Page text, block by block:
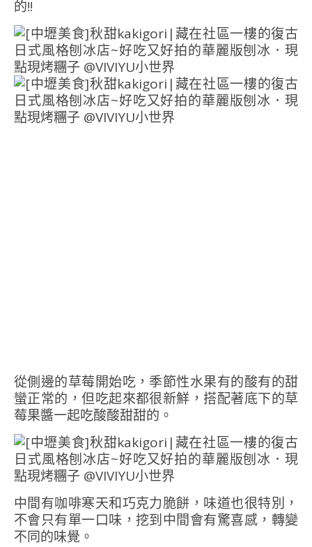
的!!
從側邊的草莓開始吃，季節性水果有的酸有的甜
蠻正常的，但吃起來都很新鮮，搭配著底下的草
莓果醬一起吃酸酸甜甜的。
中間有咖啡寒天和巧克力脆餅，味道也很特別，
不會只有單一口味，挖到中間會有驚喜感，轉變
不同的味覺。